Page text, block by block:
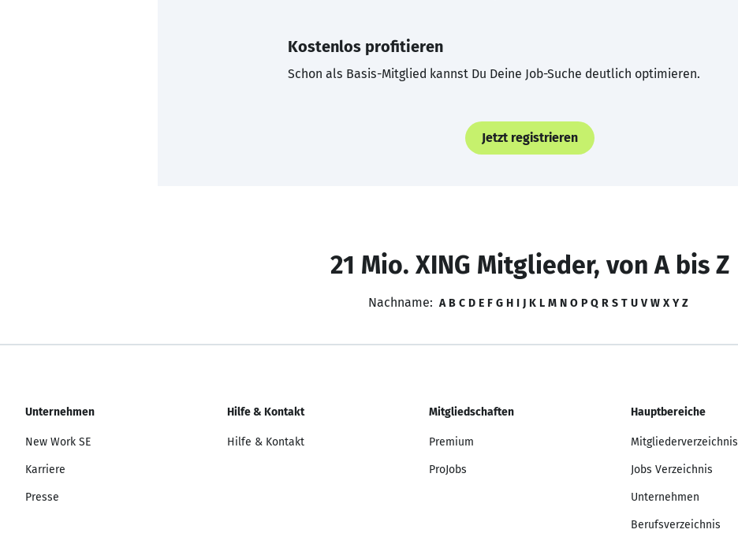
Kostenlos profitieren
Schon als Basis-Mitglied kannst Du Deine Job-Suche deutlich optimieren.
Jetzt registrieren
21 Mio. XING Mitglieder, von A bis Z
Nachname: A B C D E F G H I J K L M N O P Q R S T U V W X Y Z
Unternehmen
New Work SE
Karriere
Presse
Hilfe & Kontakt
Hilfe & Kontakt
Mitgliedschaften
Premium
ProJobs
Hauptbereiche
Mitgliederverzeichnis
Jobs Verzeichnis
Unternehmen
Berufsverzeichnis